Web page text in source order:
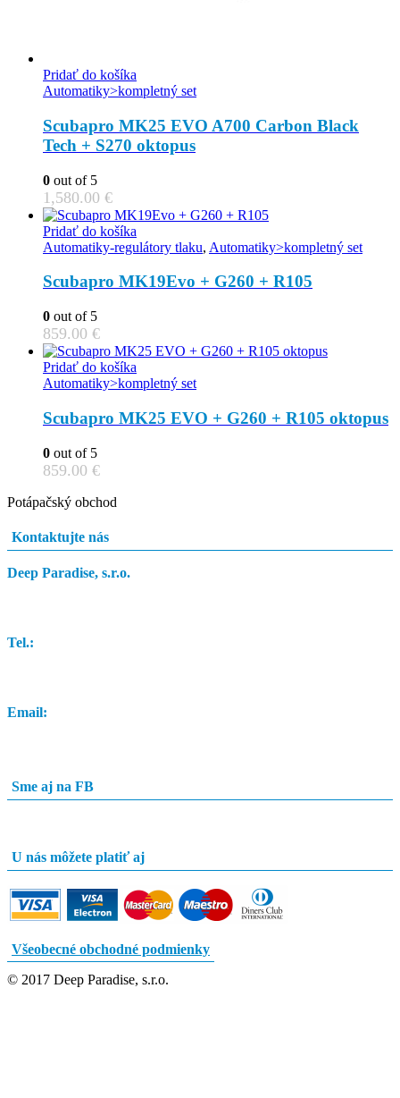
Pridať do košíka
Automatiky>kompletný set
Scubapro MK25 EVO A700 Carbon Black
Tech + S270 oktopus
0 out of 5
1,580.00 €
Pridať do košíka
Automatiky-regulátory tlaku, Automatiky>kompletný set
Scubapro MK19Evo + G260 + R105
0 out of 5
859.00 €
Pridať do košíka
Automatiky>kompletný set
Scubapro MK25 EVO + G260 + R105 oktopus
0 out of 5
859.00 €
Potápačský obchod
Kontaktujte nás
Deep Paradise, s.r.o.
Tel.:
Email:
Sme aj na FB
U nás môžete platiť aj
Všeobecné obchodné podmienky
© 2017 Deep Paradise, s.r.o.